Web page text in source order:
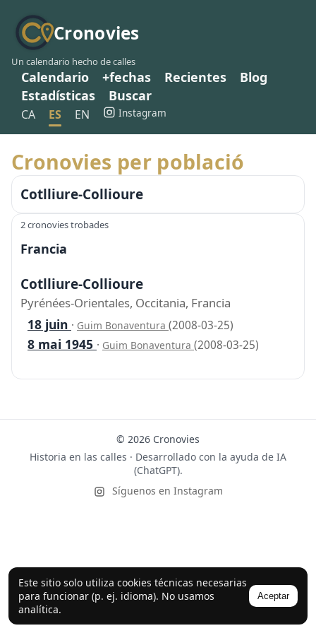
Cronovies
Un calendario hecho de calles
Calendario +fechas Recientes
Blog
Estadísticas
Buscar
CA ES EN Instagram
Este sitio solo utiliza cookies técnicas necesarias
para funcionar (p. ej. idioma). No usamos
analítica.
Aceptar
Cronovies per població
Cotlliure-Collioure
2 cronovies trobades
Francia
Cotlliure-Collioure
Pyrénées-Orientales, Occitania, Francia
18 juin · Guim Bonaventura (2008-03-25)
8 mai 1945 · Guim Bonaventura (2008-03-25)
© 2026 Cronovies
Historia en las calles · Desarrollado con la ayuda de IA
(ChatGPT).
Síguenos en Instagram